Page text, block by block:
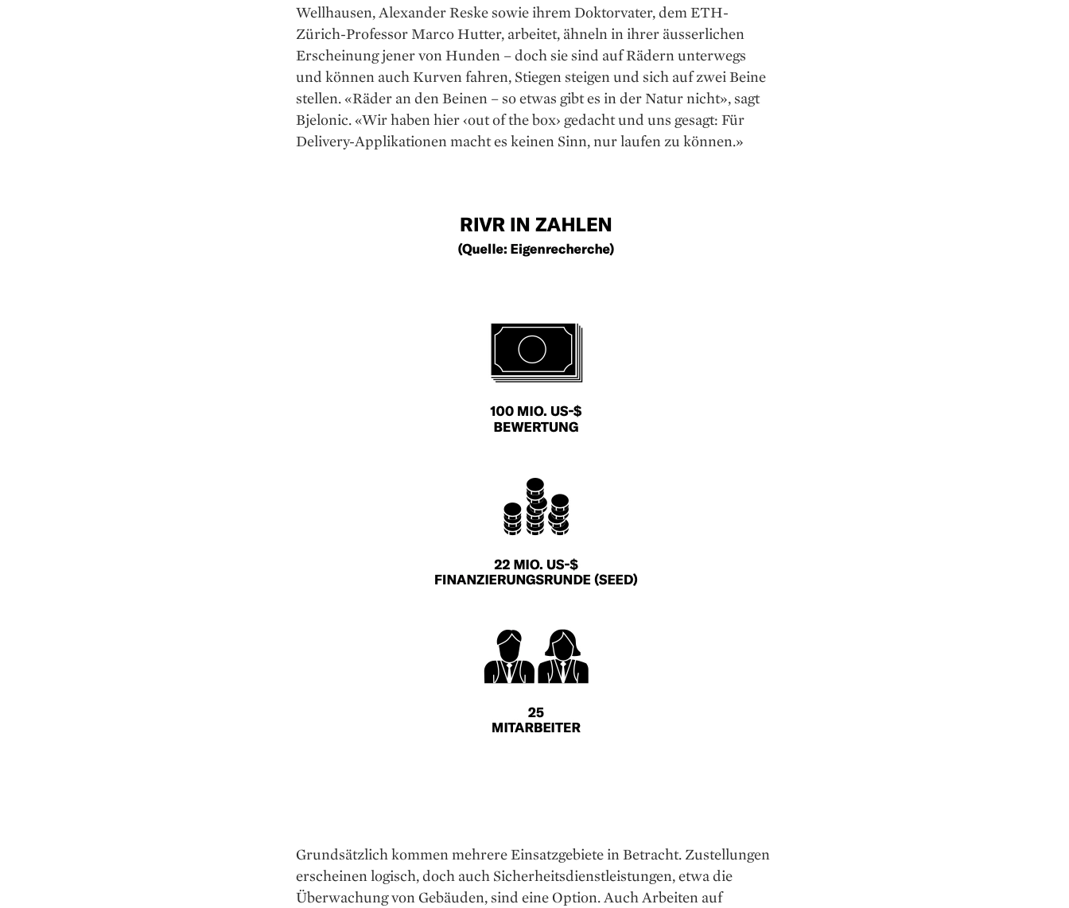
Wellhausen, Alexander Reske sowie ihrem ­Doktorvater, dem ETH-
Zürich-­Professor Marco Hutter, arbeitet, ähneln in ihrer äusser­lichen
Erscheinung jener von Hunden – doch sie sind auf Rädern unterwegs
und können auch Kurven fahren, Stiegen steigen und sich auf zwei Beine
stellen. «Räder an den Beinen – so ­etwas gibt es in der Natur nicht», sagt
Bjelonic. «Wir haben hier ‹out of the box› gedacht und uns ­gesagt: Für
Delivery-Applikationen macht es ­keinen Sinn, nur laufen zu können.»
Grundsätzlich kommen mehrere Einsatzgebiete in Betracht. Zustellungen
erscheinen ­logisch, doch auch ­Sicherheitsdienstleistungen, etwa die
Überwachung von Gebäuden, sind eine Option. Auch Arbeiten auf